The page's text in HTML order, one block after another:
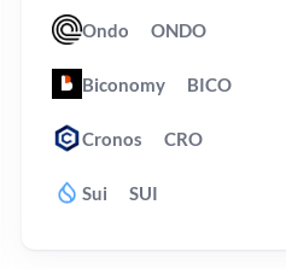
Ondo ONDO
Biconomy BICO
Cronos CRO
Sui SUI